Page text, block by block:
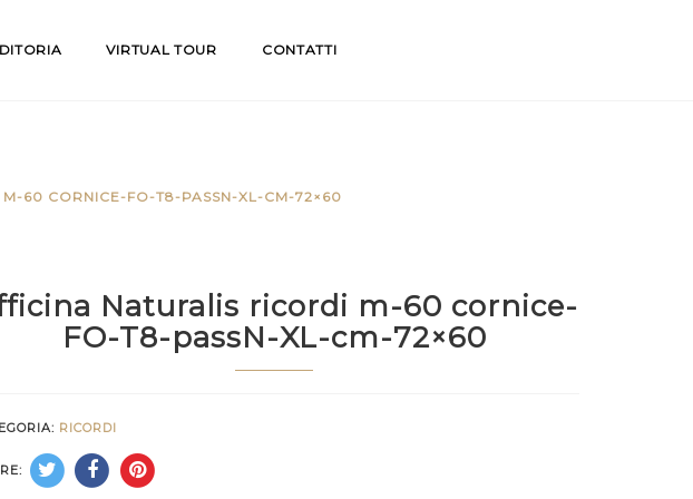
VIRTUAL TOUR CONTATTI
M-60 CORNICE-FO-T8-PASSN-XL-CM-72×60
Naturalis ricordi m-60 cornice-
FO-T8-passN-XL-cm-72×60
RICORDI